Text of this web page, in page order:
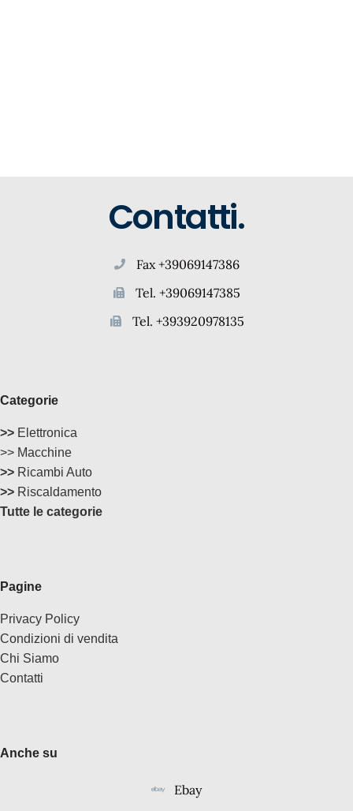
Contatti.
Fax +39069147386
Tel. +39069147385
Tel. +393920978135
Categorie
>> Elettronica
>> Macchine
>> Ricambi Auto
>> Riscaldamento
Tutte le categorie
Pagine
Privacy Policy
Condizioni di vendita
Chi Siamo
Contatti
Anche su
Ebay